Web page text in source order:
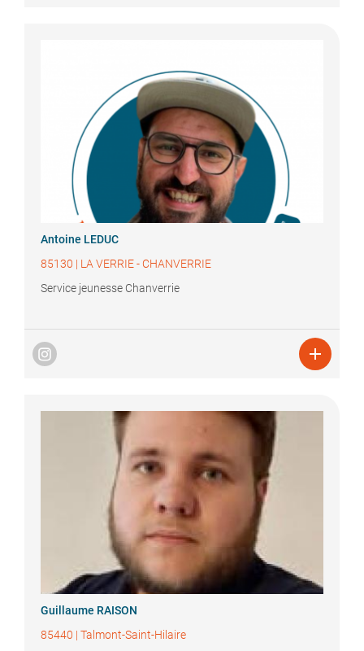
Antoine LEDUC
85130 | LA VERRIE - CHANVERRIE
Service jeunesse Chanverrie

Guillaume RAISON
85440 | Talmont-Saint-Hilaire